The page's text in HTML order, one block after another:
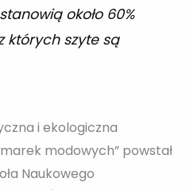
około 60%
których szyte są
i ekologiczna
modowych” powstał
Naukowego